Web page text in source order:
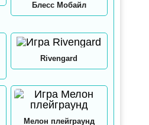
Блесс Мобайл
Rivengard
Мелон плейграунд